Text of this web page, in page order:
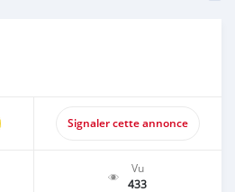
Signaler cette annonce
Vu
433